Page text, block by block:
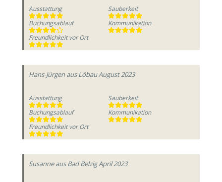
Ausstattung
Sauberkeit
Buchungsablauf
Kommunikation
Freundlichkeit vor Ort
Hans-Jürgen aus LöbauAugust 2023
Ausstattung
Sauberkeit
Buchungsablauf
Kommunikation
Freundlichkeit vor Ort
Susanneaus Bad BelzigApril 2023